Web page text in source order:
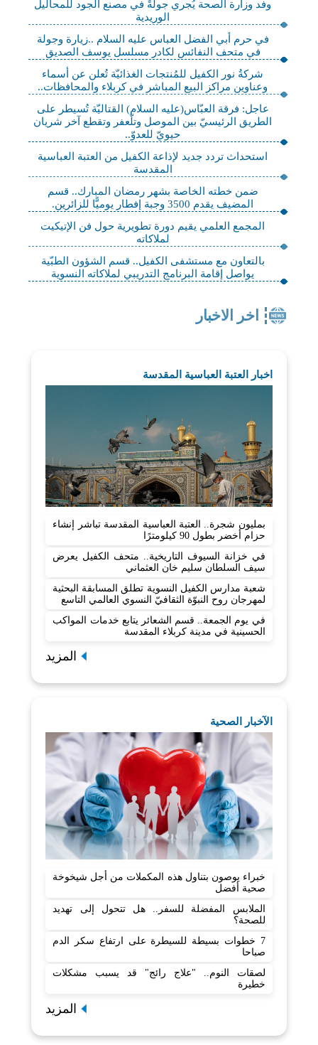
وفد وزارة الصحة يُجري جولةً في مصنع الجود للمحاليل
الوريدية
في حرم أبي الفضل العباس عليه السلام ..زيارة وجولة
في متحف النفائس لكادر مسلسل يوسف الصديق
شركةُ نور الكفيل للمُنتجات الغذائيّة تُعلن عن أسماء
وعناوين مراكز البيع المباشر في كربلاء والمحافظات..
عاجل: فرقة العبّاس(عليه السلام) القتاليّة تُسيطر على
الطريق الرئيسيّ بين الموصل وتلّعفر وتقطع آخر شريان
حيويّ للعدوّ..
استحداث تردد جديد لإذاعة الكفيل من العتبة العباسية
المقدسة
ضمن خطته الخاصة بشهر رمضان المبارك.. قسم
المضيف يقدم 3500 وجبة إفطار يوميًّا للزائرين.
المجمع العلمي يقيم دورة تطويرية حول فن الإتيكيت
لملاكاته
بالتعاون مع مستشفى الكفيل.. قسم الشؤون الطبّية
يواصل إقامة البرنامج التدريبي لملاكاته النسوية
اخر الاخبار
اخبار العتبة العباسية المقدسة
بمليون شجرة.. العتبة العباسية المقدسة تباشر إنشاء
حزام أخضر بطول 90 كيلومترًا
في خزانة السيوف التاريخية.. متحف الكفيل يعرض
سيف السلطان سليم خان العثماني
شعبة مدارس الكفيل النسوية تطلق المسابقة البحثية
لمهرجان روح النبوّة الثقافيّ النسوي العالمي التاسع
في يوم الجمعة.. قسم الشعائر يتابع خدمات المواكب
الحسينية في مدينة كربلاء المقدسة
المزيد
الآخبار الصحية
خبراء يوصون بتناول هذه المكملات من أجل شيخوخة
صحية أفضل
الملابس المفضلة للسفر.. هل تتحول إلى تهديد
للصحة؟
7 خطوات بسيطة للسيطرة على ارتفاع سكر الدم
صباحا
لصقات النوم.. "علاج رائج" قد يسبب مشكلات
خطيرة
المزيد